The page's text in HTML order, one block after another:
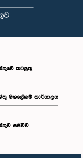
කටයුතු
මහලේකම් කාර්යාලය
සජීවීව